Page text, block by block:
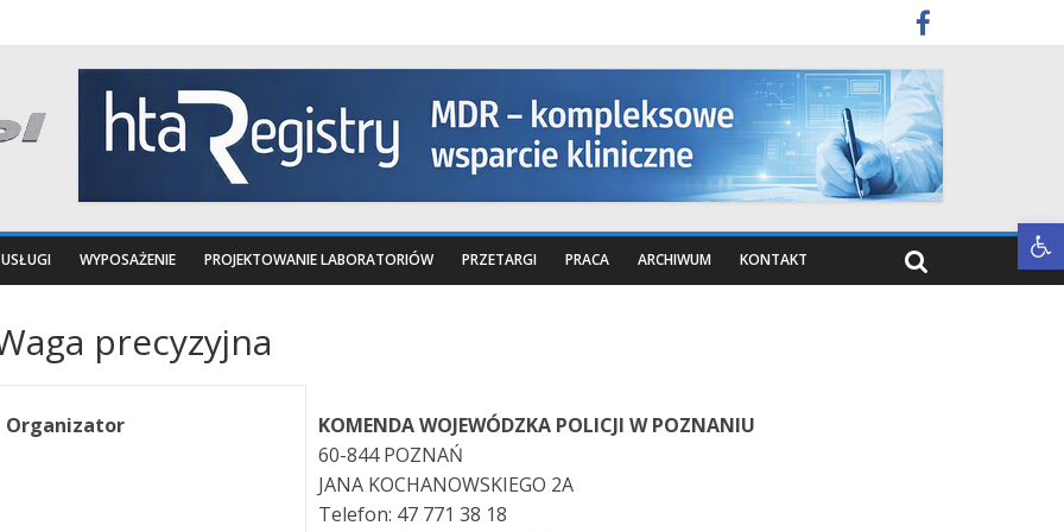
Otwórz pasek narzędzi
USŁUGI WYPOSAŻENIE PROJEKTOWANIE LABORATORIÓW PRZETARGI PRACA ARCHIWUM KONTAKT
precyzyjna
Organizator
KOMENDA WOJEWÓDZKA POLICJI W POZNANIU
60-844 POZNAŃ
JANA KOCHANOWSKIEGO 2A
Telefon: 47 771 38 18